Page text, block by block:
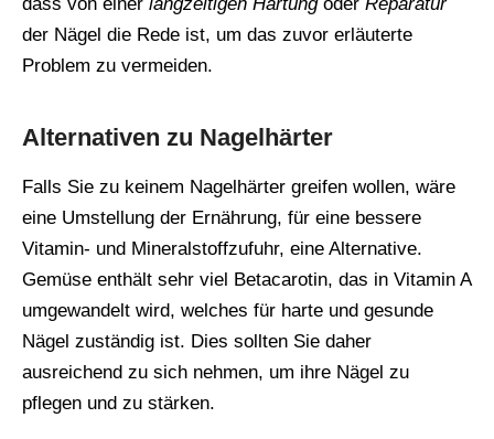
dass von einer langzeitigen Härtungoder Reparatur
der Nägel die Rede ist, um das zuvor erläuterte
Problem zu vermeiden.
Alternativen zu Nagelhärter
Falls Sie zu keinem Nagelhärter greifen wollen, wäre
eine Umstellung der Ernährung, für eine bessere
Vitamin- und Mineralstoffzufuhr, eine Alternative.
Gemüse enthält sehr viel Betacarotin, das in Vitamin A
umgewandelt wird, welches für harte und gesunde
Nägel zuständig ist. Dies sollten Sie daher
ausreichend zu sich nehmen, um ihre Nägel zu
pflegen und zu stärken.